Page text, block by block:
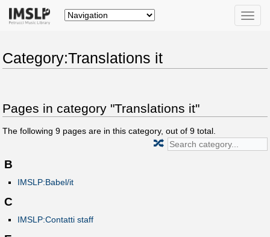
Toggle
Category:Translations it
Pages in category "Translations it"
The following 9 pages are in this category, out of 9 total.
🔀
B
IMSLP:Babel/it
C
IMSLP:Contatti staff